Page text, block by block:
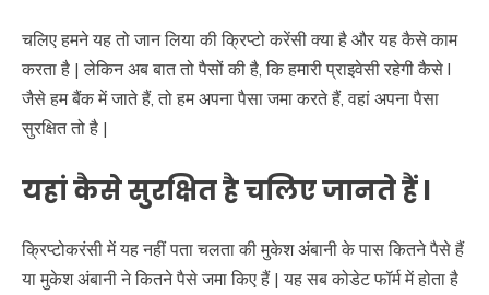
चलिए हमने यह तो जान लिया की क्रिप्टो करेंसी क्या है और यह कैसे काम
करता है | लेकिन अब बात तो पैसों की है, कि हमारी प्राइवेसी रहेगी कैसे l
जैसे हम बैंक में जाते हैं, तो हम अपना पैसा जमा करते हैं, वहां अपना पैसा
सुरक्षित तो है |
यहां कैसे सुरक्षित है चलिए जानते हैंl
क्रिप्टोकरंसी में यह नहीं पता चलता की मुकेश अंबानी के पास कितने पैसे हैं
या मुकेश अंबानी ने कितने पैसे जमा किए हैं | यह सब कोडेट फॉर्म में होता है